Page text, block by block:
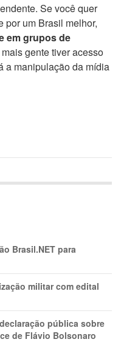
Se você quer
por um Brasil melhor,
em grupos de
gente tiver acesso
a manipulação da mídia
Brasil.NET para
militar com edital
pública sobre
de Flávio Bolsonaro